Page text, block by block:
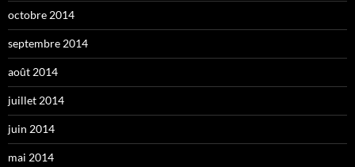
octobre 2014
septembre 2014
août 2014
juillet 2014
juin 2014
mai 2014